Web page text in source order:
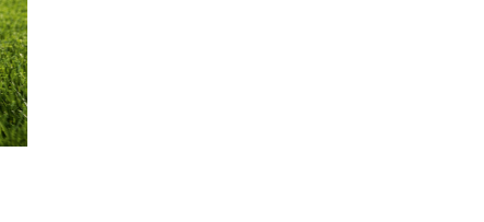
(copy)
(copy) (copy) (copy)
(copy) (copy) (copy) (copy) (copy)